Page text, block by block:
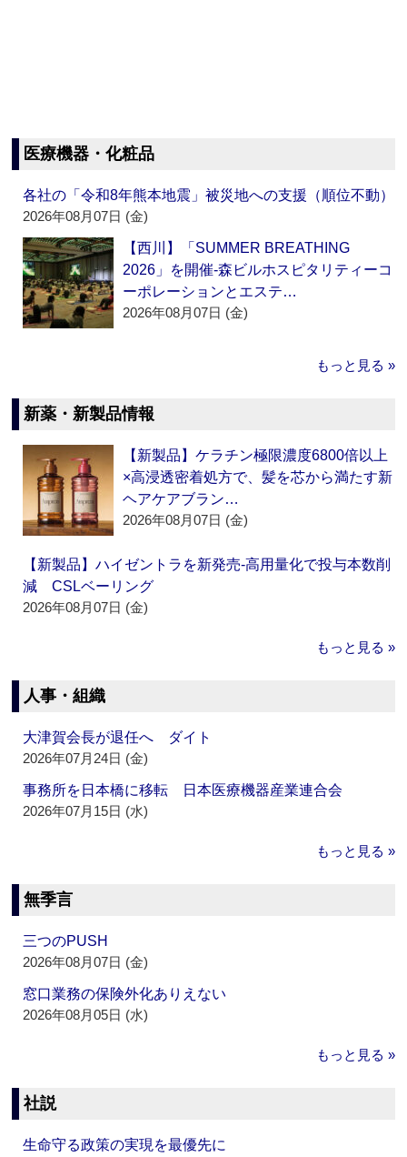
医療機器・化粧品
各社の「令和8年熊本地震」被災地への支援（順位不動）
2026年08月07日 (金)
【西川】「SUMMER BREATHING
2026」を開催‐森ビルホスピタリティーコ
ーポレーションとエステ…
2026年08月07日 (金)
もっと見る »
新薬・新製品情報
【新製品】ケラチン極限濃度6800倍以上
×高浸透密着処方で、髪を芯から満たす新
ヘアケアブラン…
2026年08月07日 (金)
【新製品】ハイゼントラを新発売‐高用量化で投与本数削
減 CSLベーリング
2026年08月07日 (金)
もっと見る »
人事・組織
大津賀会長が退任へ ダイト
2026年07月24日 (金)
事務所を日本橋に移転 日本医療機器産業連合会
2026年07月15日 (水)
もっと見る »
無季言
三つのPUSH
2026年08月07日 (金)
窓口業務の保険外化ありえない
2026年08月05日 (水)
もっと見る »
社説
生命守る政策の実現を最優先に